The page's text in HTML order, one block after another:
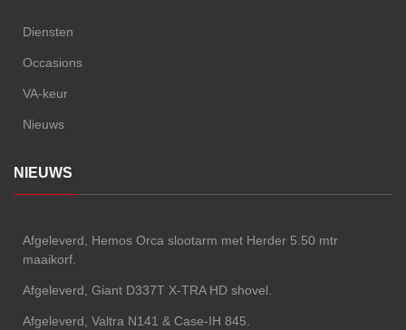
Diensten
Occasions
VA-keur
Nieuws
NIEUWS
Afgeleverd, Hemos Orca slootarm met Herder 5.50 mtr
maaikorf.
Afgeleverd, Giant D337T X-TRA HD shovel.
Afgeleverd, Valtra N141 & Case-IH 845.